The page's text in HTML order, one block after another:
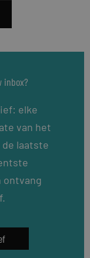
inbox?
elke
van het
de laatste
ontvang